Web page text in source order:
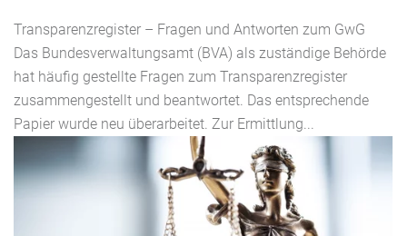
Transparenzregister – Fragen und Antworten zum GwG
Das Bundesverwaltungsamt (BVA) als zuständige Behörde
hat häufig gestellte Fragen zum Transparenzregister
zusammengestellt und beantwortet. Das entsprechende
Papier wurde neu überarbeitet. Zur Ermittlung...